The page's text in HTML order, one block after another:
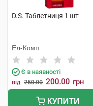
D.S. Таблетниця 1 шт
Ел-Комп
Є в наявності
від 250.00 200.00 грн
КУПИТИ